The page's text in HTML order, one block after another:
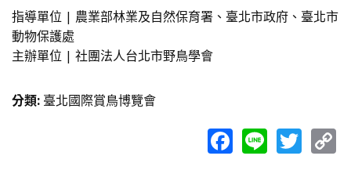
指導單位 | 農業部林業及自然保育署、臺北市政府、臺北市
動物保護處
主辦單位 | 社團法人台北市野鳥學會
分類: 臺北國際賞鳥博覽會
Facebook
Line